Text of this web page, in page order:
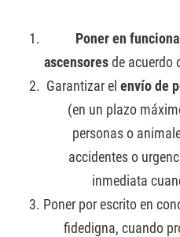
Poner en
ascensoresde acuerdo
Garantizar el envío de
(en un plazo
personas o
accidentes o
inmediata
Poner por escrito en
fidedigna, cuando